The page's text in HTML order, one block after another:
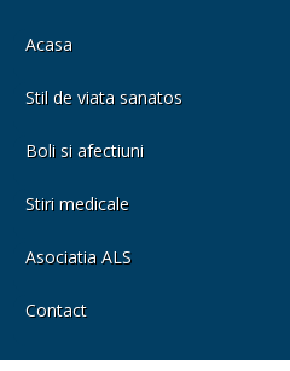
Acasa
Stil de viata sanatos
Boli si afectiuni
Stiri medicale
Asociatia ALS
Contact